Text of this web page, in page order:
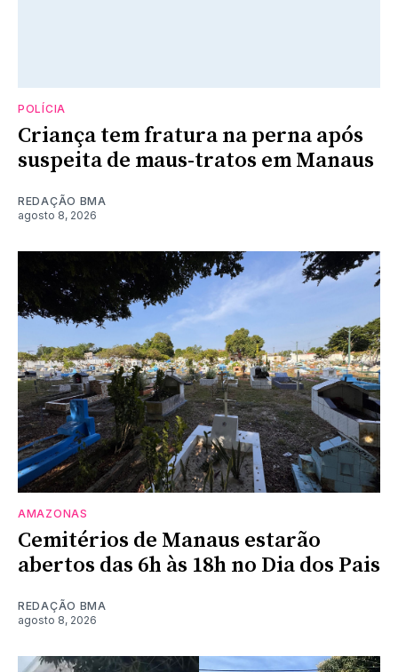
POLÍCIA
Criança tem fratura na perna após
suspeita de maus-tratos em Manaus
REDAÇÃO BMA
agosto 8, 2026
AMAZONAS
Cemitérios de Manaus estarão
abertos das 6h às 18h no Dia dos Pais
REDAÇÃO BMA
agosto 8, 2026